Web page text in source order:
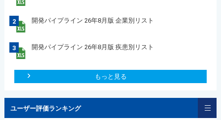
2 開発パイプライン 26年8月版 企業別リスト
3 開発パイプライン 26年8月版 疾患別リスト
もっと見る
ユーザー評価ランキング